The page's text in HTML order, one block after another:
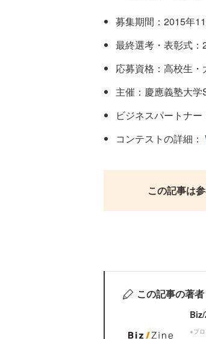
募集期間：2015年
最終選考・表彰式：
応募資格：高校生
主催：慶應義塾大
ビジネスパートナ
コンテストの詳細：
この記事は
この記事の著者
※プ